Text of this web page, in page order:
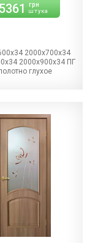
грн
штука
2000х700х34
2000х900х34 ПГ
глухое